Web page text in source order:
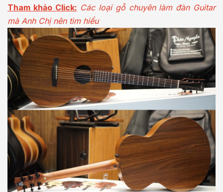
Tham khảo Click: Các loại gỗ chuyên làm đàn Guitar
mà Anh Chị nên tìm hiểu